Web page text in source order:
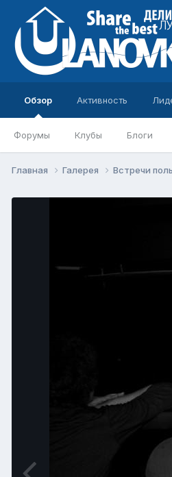
Обзор
Форумы Клубы Блоги
Активность
Главная Галерея Встречи